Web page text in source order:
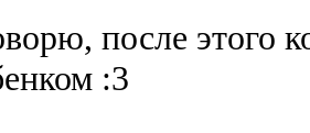
после этого
:3